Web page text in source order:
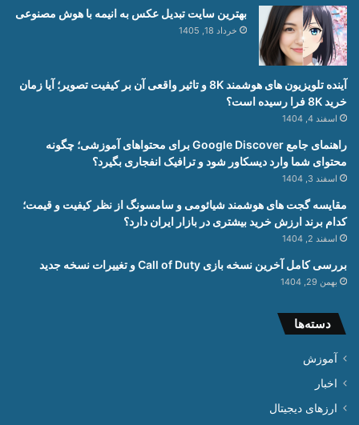
بهترین سایت تبدیل عکس به انیمه با هوش مصنوعی
خرداد 18, 1405
آینده تلویزیون های هوشمند 8K و تاثیر واقعی آن بر کیفیت تصویر؛ آیا زمان
خرید 8K فرا رسیده است؟
اسفند 4, 1404
راهنمای جامع Google Discover برای محتواهای آموزشی؛ چگونه
محتوای شما وارد دیسکاور شود و ترافیک انفجاری بگیرد؟
اسفند 3, 1404
مقایسه گجت های هوشمند شیائومی و سامسونگ از نظر کیفیت و قیمت؛
کدام برند ارزش خرید بیشتری در بازار ایران دارد؟
اسفند 2, 1404
بررسی کامل آخرین نسخه بازی Call of Duty و تغییرات نسخه جدید
بهمن 29, 1404
دسته‌ها
آموزش
اخبار
ارزهای دیجیتال